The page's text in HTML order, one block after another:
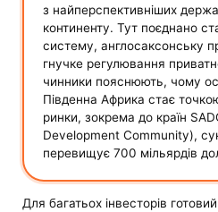
з найперспективніших
континенту. Тут поєднано
систему, англосаксонську
гнучке регулювання
чинники пояснюють, чому
Південна Африка стає
ринки, зокрема до країн
Development Community),
перевищує 700 мільярдів
Для багатьох інвесторів